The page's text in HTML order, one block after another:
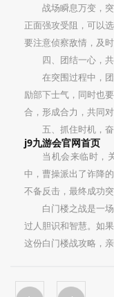
战场瞬息万变，
正面强攻受阻，可以
要注意侦察敌情，及
四、团结一心，
在突围过程中，
励部下士气，同时也
合，形成合力，共同对
五、抓住时机，
j9九游会官网首页
当机会来临时，
中，曹操派出了诈降
不备反击，最终成功突
白门楼之战是一
过人胆识和智慧。如
这份白门楼战攻略，